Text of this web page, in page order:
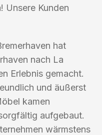
Unsere Kunden
hat
nach La
Erlebnis gemacht.
und äußerst
kamen
aufgebaut.
wärmstens